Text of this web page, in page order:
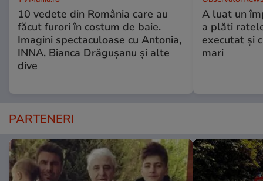
10 vedete din România care au
făcut furori în costum de baie.
Imagini spectaculoase cu Antonia,
INNA, Bianca Drăgușanu și alte
dive
A luat un
a plăti
executat şi
mari
PARTENERI